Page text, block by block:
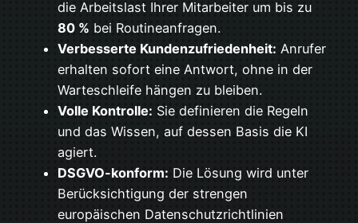
die Arbeitslast Ihrer Mitarbeiter um bis zu
80 % bei Routineanfragen.
Verbesserte Kundenzufriedenheit: Anrufer
erhalten sofort eine Antwort, ohne in der
Warteschleife hängen zu bleiben.
Volle Kontrolle: Sie definieren die Regeln
und das Wissen, auf dessen Basis die KI
agiert.
DSGVO-konform: Die Lösung wird unter
Berücksichtigung der strengen
europäischen Datenschutzrichtlinien